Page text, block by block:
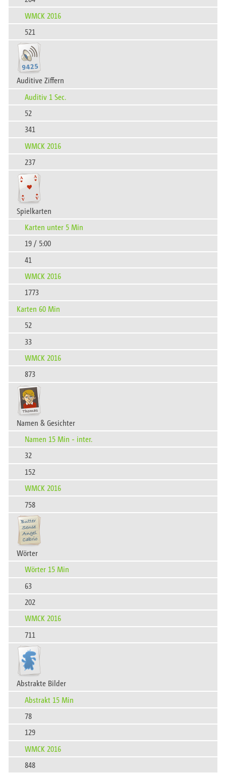
WMCK 2016
521
Auditive Ziffern
Auditiv 1 Sec.
52
341
WMCK 2016
237
Spielkarten
Karten unter 5 Min
19 / 5:00
41
WMCK 2016
1773
Karten 60 Min
52
33
WMCK 2016
873
Namen & Gesichter
Namen 15 Min - inter.
32
152
WMCK 2016
758
Wörter
Wörter 15 Min
63
202
WMCK 2016
711
Abstrakte Bilder
Abstrakt 15 Min
78
129
WMCK 2016
848